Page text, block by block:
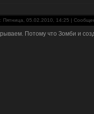
Пятница, 05.02.2010, 14:25 |
Потому что Зомби и